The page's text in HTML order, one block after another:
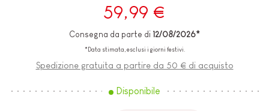
59,99 €
Consegna da parte di 12/08/2026*
*Data stimata, esclusi i giorni festivi.
Spedizione gratuita a partire da 50 € di acquisto
Disponibile